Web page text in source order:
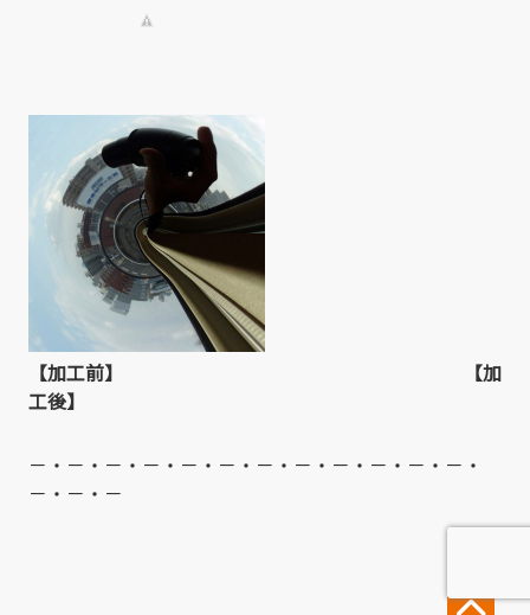
【加工前】 【加
工後】
－・－・－・－・－・－・－・－・－・－・－・－・
－・－・－